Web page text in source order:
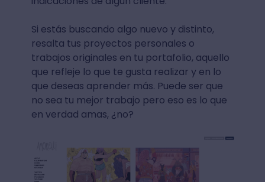
Si estás buscando algo nuevo y distinto,
resalta tus proyectos personales o
trabajos originales en tu portafolio, aquello
que refleje lo que te gusta realizar y en lo
que deseas aprender más. Puede ser que
no sea tu mejor trabajo pero eso es lo que
en verdad amas, ¿no?